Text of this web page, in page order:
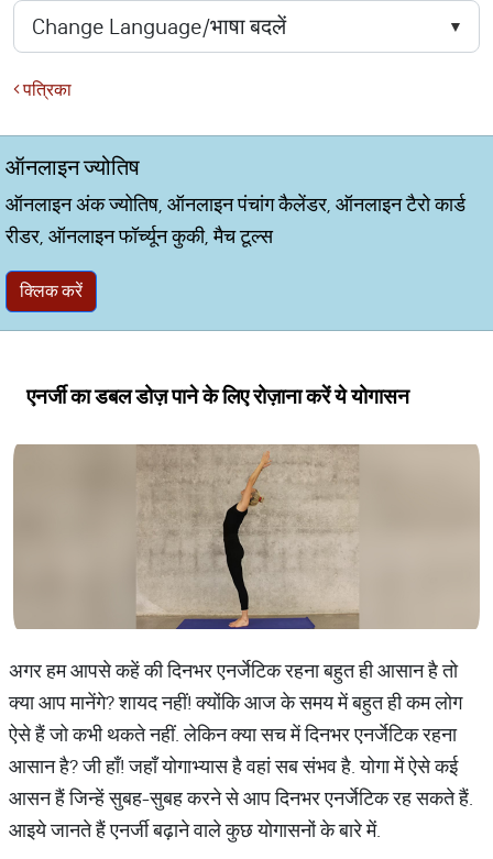
पत्रिका
ऑनलाइन ज्योतिष
ऑनलाइन अंक ज्योतिष, ऑनलाइन पंचांग कैलेंडर, ऑनलाइन टैरो कार्ड
रीडर, ऑनलाइन फॉर्च्यून कुकी, मैच टूल्स
क्लिक करें
एनर्जी का डबल डोज़ पाने के लिए रोज़ाना करें ये योगासन
अगर हम आपसे कहें की दिनभर एनर्जेटिक रहना बहुत ही आसान है तो
क्या आप मानेंगे? शायद नहीं! क्योंकि आज के समय में बहुत ही कम लोग
ऐसे हैं जो कभी थकते नहीं. लेकिन क्या सच में दिनभर एनर्जेटिक रहना
आसान है? जी हाँ! जहाँ योगाभ्यास है वहां सब संभव है. योगा में ऐसे कई
आसन हैं जिन्हें सुबह-सुबह करने से आप दिनभर एनर्जेटिक रह सकते हैं.
आइये जानते हैं एनर्जी बढ़ाने वाले कुछ योगासनों के बारे में.